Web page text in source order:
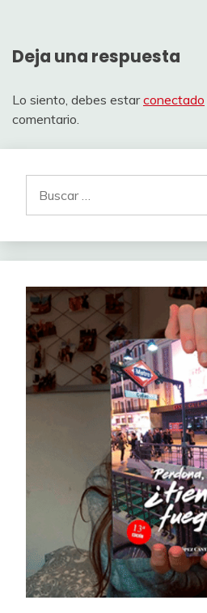
Deja una respuesta
Lo siento, debes estarconectado
comentario.